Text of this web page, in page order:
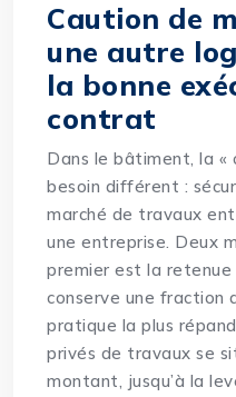
Caution de
une autre
la bonne
contrat
Dans le bâtiment, la «
besoin différent :
marché de travaux
une entreprise. Deux
premier est la
conserve une fraction
pratique la plus
privés de travaux se
montant, jusqu’à la